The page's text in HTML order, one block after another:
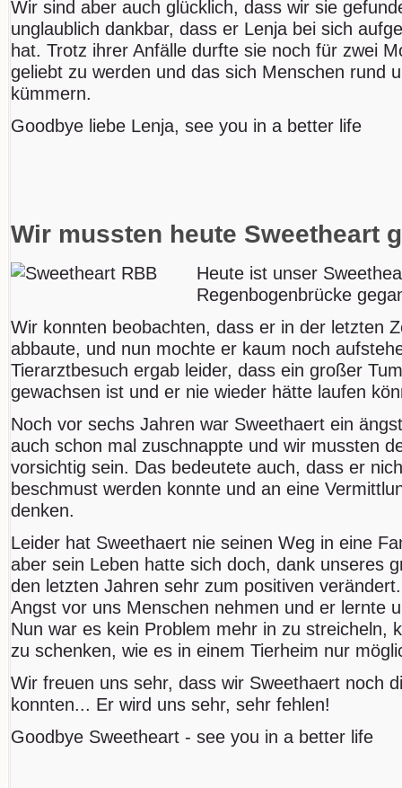
Wir sind aber auch glücklich, dass wir sie
unglaublich dankbar, dass er Lenja bei sich
hat. Trotz ihrer Anfälle durfte sie noch für zwei
geliebt zu werden und das sich Menschen rund
kümmern.
Goodbye liebe Lenja, see you in a better life
Wir mussten heute Sweetheart
Heute ist unser
Regenbogenbrücke
Wir konnten beobachten, dass er in der letzten
abbaute, und nun mochte er kaum noch
Tierarztbesuch ergab leider, dass ein großer
gewachsen ist und er nie wieder hätte laufen
Noch vor sechs Jahren war Sweethaert ein
auch schon mal zuschnappte und wir mussten
vorsichtig sein. Das bedeutete auch, dass er
beschmust werden konnte und an eine
denken.
Leider hat Sweethaert nie seinen Weg in eine
aber sein Leben hatte sich doch, dank unseres
den letzten Jahren sehr zum positiven
Angst vor uns Menschen nehmen und er lernte
Nun war es kein Problem mehr in zu streicheln,
zu schenken, wie es in einem Tierheim nur
Wir freuen uns sehr, dass wir Sweethaert noch
konnten... Er wird uns sehr, sehr fehlen!
Goodbye Sweetheart - see you in a better life